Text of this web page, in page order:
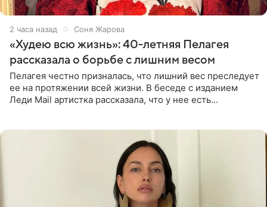
2 часа назад Соня Жарова
«Худею всю жизнь»: 40-летняя Пелагея
рассказала о борьбе с лишним весом
Пелагея честно призналась, что лишний вес преследует
ее на протяжении всей жизни. В беседе с изданием
Леди Mail артистка рассказала, что у нее есть